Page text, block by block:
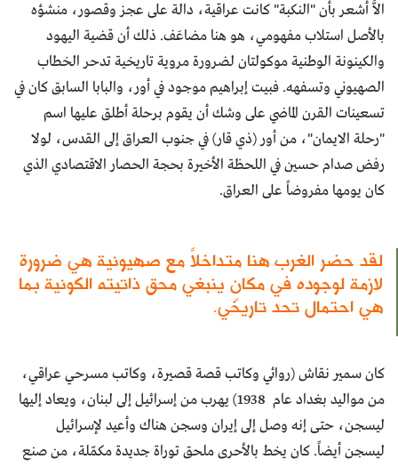
الاَّ أشعر بأن "النكبة" كانت عراقية، دالة على عجز وقصور، منشؤه
بالأصل استلاب مفهومي، هو هنا مضاعَف. ذلك أن قضية اليهود
والكينونة الوطنية موكولتان لضرورة مروية تاريخية تدحر الخطاب
الصهيوني وتسفهه. فبيت إبراهيم موجود في أور، والبابا السابق كان في
تسعينات القرن الماضي على وشك أن يقوم برحلة أطلق عليها اسم
"رحلة الايمان"، من أور (ذي قار) في جنوب العراق إلى القدس، لولا
رفض صدام حسين في اللحظة الأخيرة بحجة الحصار الاقتصادي الذي
كان يومها مفروضاً على العراق.
لقد حضر الغرب هنا متداخلاً مع صهيونية هي ضرورة
لازمة لوجوده في مكانٍ ينبغي محق ذاتيته الكونية بما
هي احتمال تحد تاريخي.
كان سمير نقاش (روائي وكاتب قصة قصيرة، وكاتب مسرحي عراقي،
من مواليد بغداد عام 1938) يهرب من إسرائيل إلى لبنان، ويعاد إليها
ليسجن، حتى إنه وصل إلى إيران وسجن هناك وأعيد لإسرائيل
ليسجن أيضاً. كان يخط بالأحرى ملحق توراة جديدة مكمّلة، من صنع